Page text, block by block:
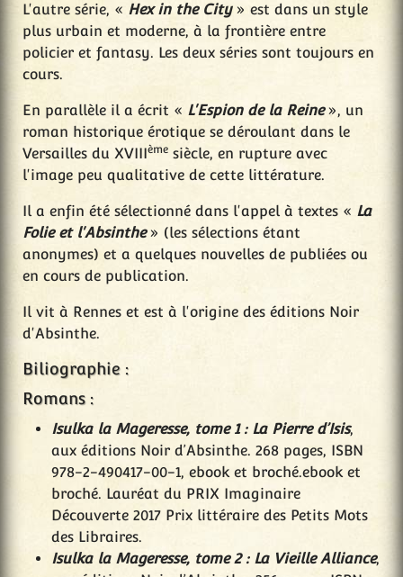
L'autre série, « Hex in the City» est dans un style
plus urbain et moderne, à la frontière entre
policier et fantasy. Les deux séries sont toujours en
cours.
En parallèle il a écrit « L'Espion de la Reine», un
roman historique érotique se déroulant dans le
Versailles du XVIIIème siècle, en rupture avec
l'image peu qualitative de cette littérature.
Il a enfin été sélectionné dans l'appel à textes « La
Folie et l'Absinthe» (les sélections étant
anonymes) et a quelques nouvelles de publiées ou
en cours de publication.
Il vit à Rennes et est à l'origine des éditions Noir
d'Absinthe.
Biliographie :
Romans :
Isulka la Mageresse, tome 1 : La Pierre d’Isis,
aux éditions Noir d’Absinthe. 268 pages, ISBN
978-2-490417-00-1, ebook et broché.ebook et
broché. Lauréat du PRIX Imaginaire
Découverte 2017 Prix littéraire des Petits Mots
des Libraires.
Isulka la Mageresse, tome 2 : La Vieille Alliance,